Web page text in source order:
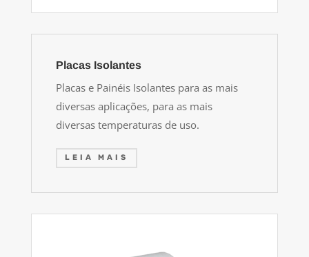
Placas Isolantes
Placas e Painéis Isolantes para as mais
diversas aplicações, para as mais
diversas temperaturas de uso.
LEIA MAIS